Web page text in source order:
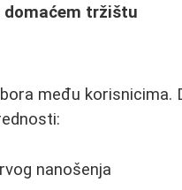
domaćem tržištu
među korisnicima.
nanošenja